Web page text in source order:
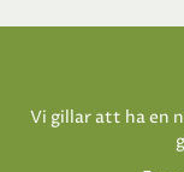
Vi gillar att ha en